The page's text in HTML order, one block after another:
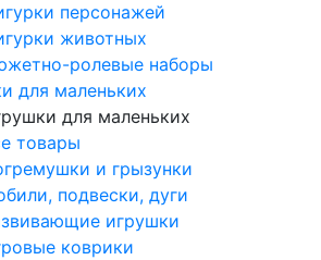
персонажей
животных
ролевые наборы
для маленьких
для маленьких
товары
и грызунки
подвески, дуги
игрушки
коврики